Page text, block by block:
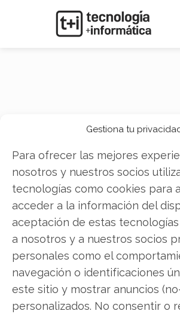
Gestiona tu
Para ofrecer las mejores
nosotros y nuestros socios
tecnologías como cookies para
acceder a la información del
aceptación de estas
a nosotros y a nuestros socios
personales como el
navegación o identificaciones
este sitio y mostrar anuncios
personalizados. No consentir o
Categoría creada
API